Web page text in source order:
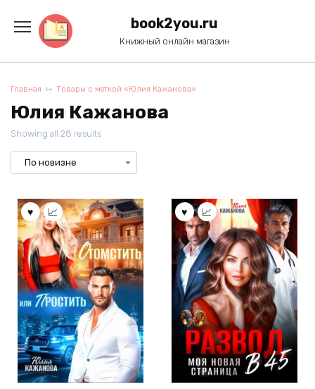
содержанию
book2you.ru
Книжный онлайн магазин
Главная Товары с меткой «Юлия Кажанова»
Юлия Кажанова
Showing all 28 results